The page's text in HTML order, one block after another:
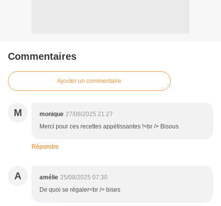
Commentaires
Ajouter un commentaire
M monique 27/08/2025 21:27
Merci pour ces recettes appétissantes !<br /> Bisous
Répondre
A amélie 25/08/2025 07:30
De quoi se régaler<br /> bises